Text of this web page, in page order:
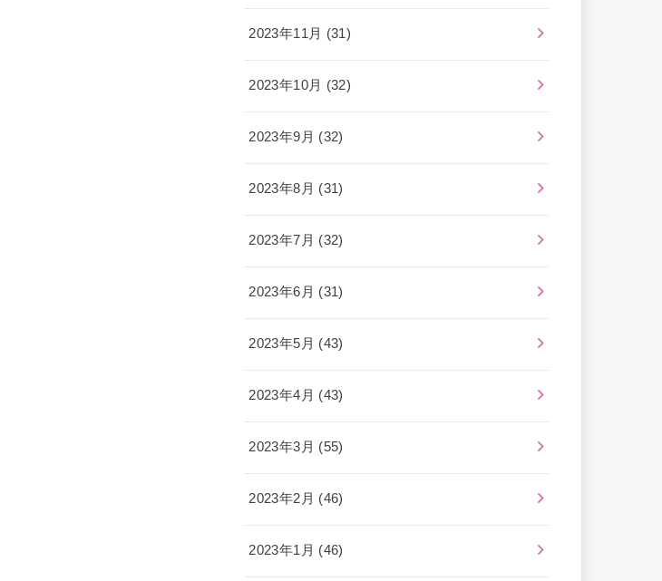
2023年11月 (31)
2023年10月 (32)
2023年9月 (32)
2023年8月 (31)
2023年7月 (32)
2023年6月 (31)
2023年5月 (43)
2023年4月 (43)
2023年3月 (55)
2023年2月 (46)
2023年1月 (46)